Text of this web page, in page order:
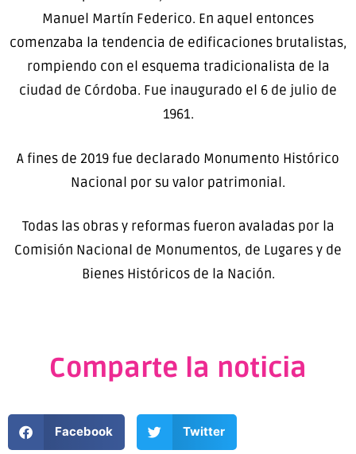
Manuel Martín Federico. En aquel entonces
comenzaba la tendencia de edificaciones brutalistas,
rompiendo con el esquema tradicionalista de la
ciudad de Córdoba. Fue inaugurado el 6 de julio de
1961.
A fines de 2019 fue declarado Monumento Histórico
Nacional por su valor patrimonial.
Todas las obras y reformas fueron avaladas por la
Comisión Nacional de Monumentos, de Lugares y de
Bienes Históricos de la Nación.
Comparte la noticia
Facebook Twitter